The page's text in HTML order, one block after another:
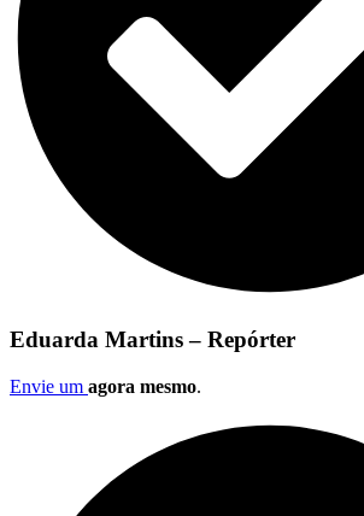
Eduarda Martins – Repórter
Envie um agora mesmo.